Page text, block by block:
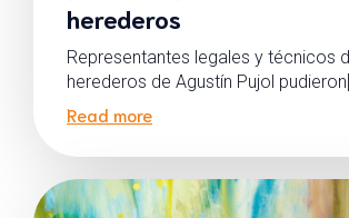
herederos
Representantes legales y técnicos
herederos de Agustín Pujol
Read more